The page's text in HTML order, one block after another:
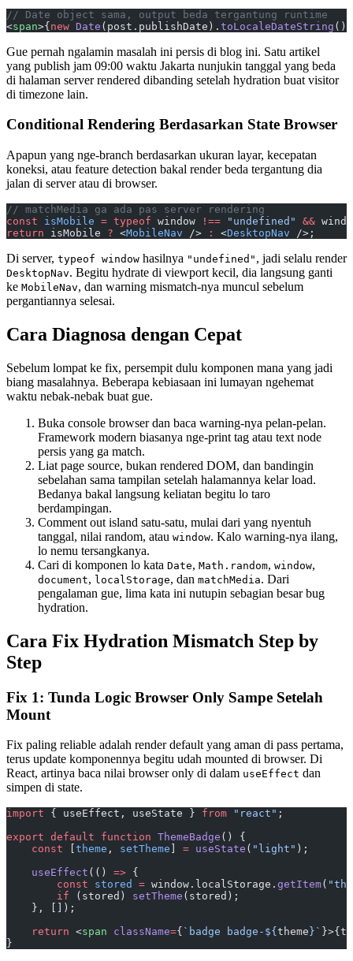
// Date object sama, output beda tergantung runtime
<span>{new Date (post.publishDate). toLocaleDateString
Gue pernah ngalamin masalah ini persis di blog ini. Satu artikel
yang publish jam 09:00 waktu Jakarta nunjukin tanggal yang beda
di halaman server rendered dibanding setelah hydration buat visitor
di timezone lain.
Conditional Rendering Berdasarkan State Browser
Apapun yang nge-branch berdasarkan ukuran layar, kecepatan
koneksi, atau feature detection bakal render beda tergantung dia
jalan di server atau di browser.
// matchMedia ga ada pas server rendering
const isMobile = typeof window !== "undefined" &&
return isMobile ? <MobileNav /> : <DesktopNav />;
Di server, typeof window hasilnya "undefined" , jadi selalu render
DesktopNav. Begitu hydrate di viewport kecil, dia langsung ganti
ke MobileNav, dan warning mismatch-nya muncul sebelum
pergantiannya selesai.
Cara Diagnosa dengan Cepat
Sebelum lompat ke fix, persempit dulu komponen mana yang jadi
biang masalahnya. Beberapa kebiasaan ini lumayan ngehemat
waktu nebak-nebak buat gue.
Buka console browser dan baca warning-nya pelan-pelan.
Framework modern biasanya nge-print tag atau text node
persis yang ga match.
Liat page source, bukan rendered DOM, dan bandingin
sebelahan sama tampilan setelah halamannya kelar load.
Bedanya bakal langsung keliatan begitu lo taro
berdampingan.
Comment out island satu-satu, mulai dari yang nyentuh
tanggal, nilai random, atau window. Kalo warning-nya ilang,
lo nemu tersangkanya.
Cari di komponen lo kata Date, Math.random, window,
document, localStorage, dan matchMedia. Dari
pengalaman gue, lima kata ini nutupin sebagian besar bug
hydration.
Cara Fix Hydration Mismatch Step by
Step
Fix 1: Tunda Logic Browser Only Sampe Setelah
Mount
Fix paling reliable adalah render default yang aman di pass pertama,
terus update komponennya begitu udah mounted di browser. Di
React, artinya baca nilai browser only di dalam useEffect dan
simpen di state.
import { useEffect, useState } from "react" ;
export default function ThemeBadge () {
    const
theme , setTheme = useState ( "light" );
    useEffect
(() => {
        const
stored = window.localStorage. getItem(
        if
(stored) setTheme (stored);
    }, []);
    return
<span className={ `badge badge-${ theme }`
}